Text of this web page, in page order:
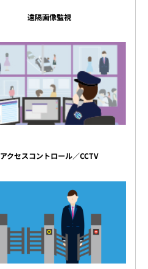
遠隔画像監視
アクセスコントロール／CCTV